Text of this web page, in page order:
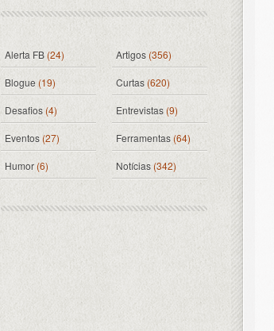
Alerta FB(24) Artigos(356)
Blogue(19) Curtas (620)
Desafios (4) Entrevistas (9)
Eventos (27) Ferramentas(64)
Humor(6) Notícias (342)